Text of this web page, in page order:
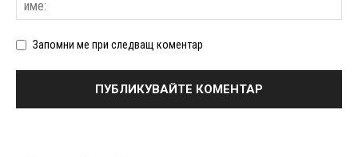
Запомни ме при следващ коментар